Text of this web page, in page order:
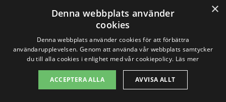
Varberg
Skrea
Ängelholm
Helsingborg
×
Denna webbplats använder
cookies
Denna webbplats använder cookies för att förbättra
användarupplevelsen. Genom att använda vår webbplats samtycker
du till alla cookies i enlighet med vår cookiepolicy. Läs mer
ACCEPTERA ALLA AVVISA ALLT